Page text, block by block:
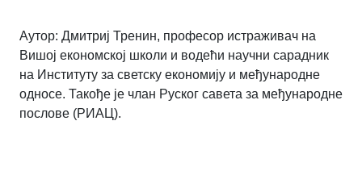
Аутор: Дмитриј Тренин, професор истраживач на
Вишој економској школи и водећи научни сарадник
на Институту за светску економију и међународне
односе. Такође је члан Руског савета за међународне
послове (РИАЦ).